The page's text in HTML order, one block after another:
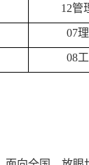
12管
07
08